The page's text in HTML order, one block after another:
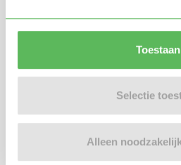
Toestaan
Selectie
Alleen
gastouders met elkaar in
Informatie